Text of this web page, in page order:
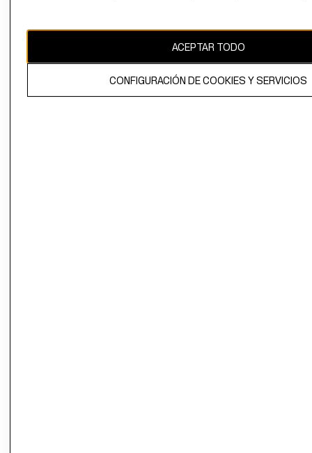
ACEPTAR TODO
CONFIGURACIÓN DE COOKIES Y SERVICIOS